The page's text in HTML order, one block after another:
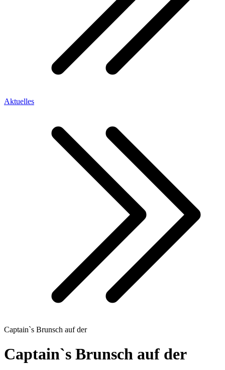
Aktuelles
Captain`s Brunsch auf der
Captain`s Brunsch auf der